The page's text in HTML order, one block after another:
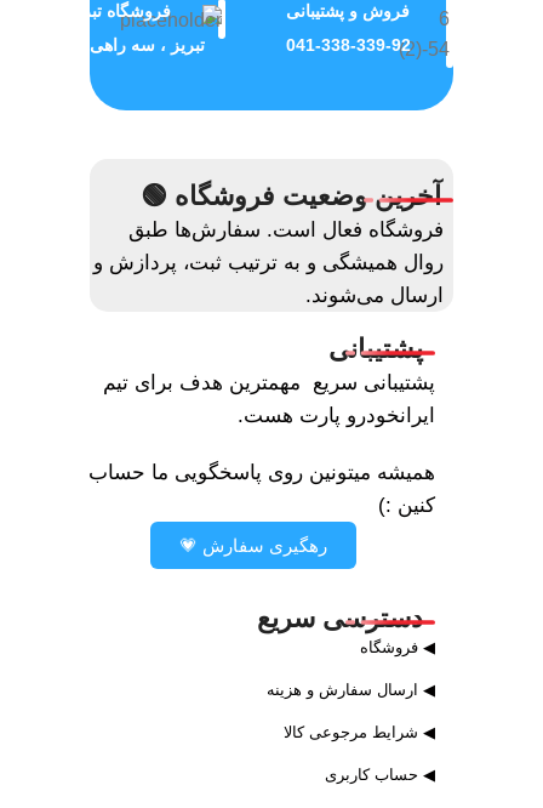
فروش و پشتیبانی
041-338-339-92
فروشگاه تبریز
تبریز ، سه راهی ولیعصر
آخرین وضعیت فروشگاه 🟢
فروشگاه فعال است. سفارش‌ها طبق
روال همیشگی و به ترتیب ثبت، پردازش و
ارسال می‌شوند.
پشتیبانی
پشتیبانی سریع مهمترین هدف برای تیم
ایرانخودرو پارت هست.
همیشه میتونین روی پاسخگویی ما حساب
کنین :)
رهگیری سفارش 💗
دسترسی سریع
◀ فروشگاه
◀ ارسال سفارش و هزینه
◀ شرایط مرجوعی کالا
◀ حساب کاربری